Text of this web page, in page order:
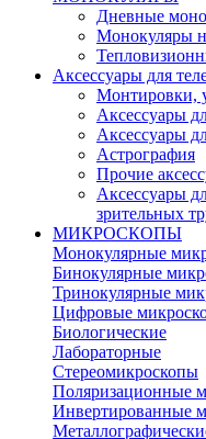
Дневные
Монокуляры
Аксессуары для
Монтировки,
Аксессуары
Аксессуары
Астрография
Прочие
Аксессуары
зрительных
МИКРОСКОПЫ
Монокулярные
Бинокулярные
Тринокулярные
Цифровые
Биологические
Лабораторные
Стереомикроскопы
Поляризационные
Инвертированные